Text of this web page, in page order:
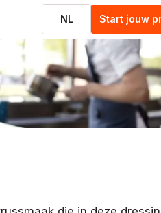
NL Start jouw